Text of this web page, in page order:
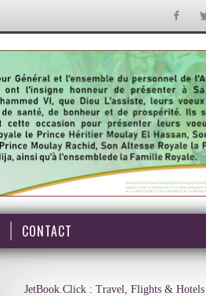
CONTACT
JetBook.Click : Travel, Flights & Hotels